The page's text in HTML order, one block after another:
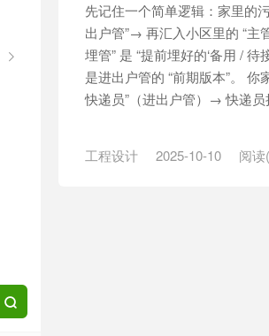

先记住一个简单逻辑：家里的
出户管”→ 再汇入小区里的 “主
埋管” 是 “提前埋好的‘备用 /
是进出户管的 “前期版本”。
快递员”（进出户管）→ 快递员
工程设计 2025-10-10 阅读